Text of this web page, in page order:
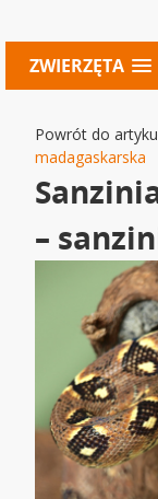
ZWIERZĘTA
Powrót do
madagaskarska
–